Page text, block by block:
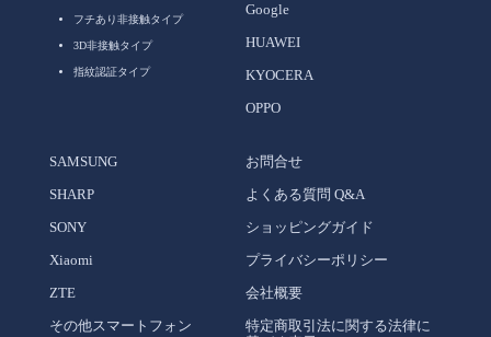
フチあり非接触タイプ
3D非接触タイプ
指紋認証タイプ
Google
HUAWEI
KYOCERA
OPPO
SAMSUNG
SHARP
SONY
Xiaomi
ZTE
その他スマートフォン
お問合せ
よくある質問 Q&A
ショッピングガイド
プライバシーポリシー
会社概要
特定商取引法に関する法律に